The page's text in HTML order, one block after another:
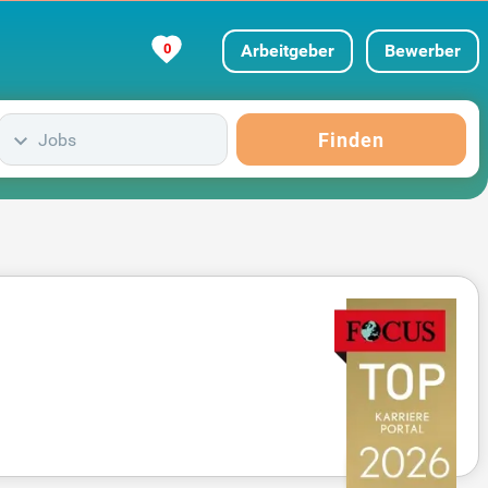
0 Arbeitgeber Bewerber
Jobs Finden